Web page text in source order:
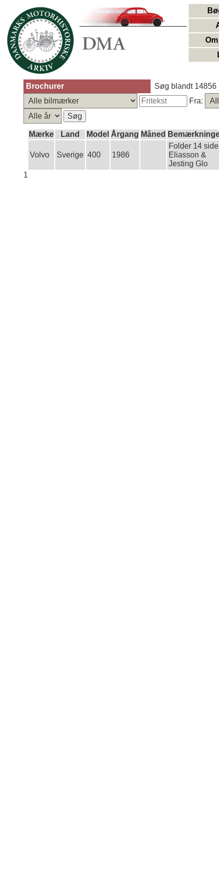
Brochurer
Søg blandt 14856
Fra:
Mærke Land Model Årgang Måned
Volvo Sverige 400 1986
Folder 14
Eliasson &
Jesting Glo
1